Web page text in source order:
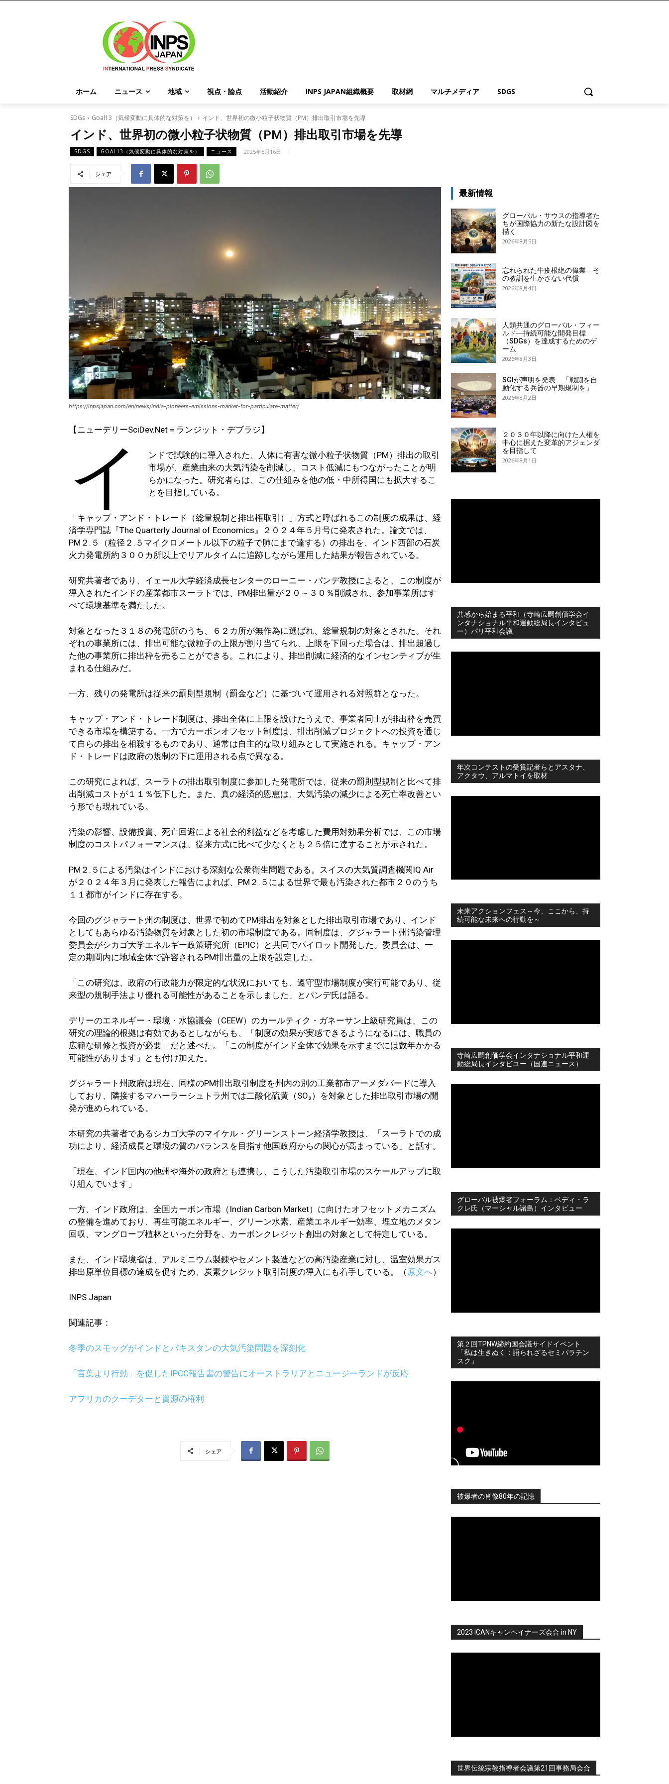
ホーム ニュース 地域 視点・論点 活動紹介 INPS JAPAN組織概要 取材網 マルチメディア SDGS
SDGs Goal13（気候変動に具体的な対策を） インド、世界初の微小粒子状物質（PM）排出取引市場を先導
インド、世界初の微小粒子状物質（PM）排出取引市場を先導
SDGS GOAL13（気候変動に具体的な対策を） ニュース 2025年5月16日
シェア
https://inpsjapan.com/en/news/india-pioneers-emissions-market-for-particulate-matter/
【ニューデリーSciDev.Net＝ランジット・デブラジ】
イ
ンドで試験的に導入された、人体に有害な微小粒子状物質（PM）排出の取引
市場が、産業由来の大気汚染を削減し、コスト低減にもつながったことが明
らかになった。研究者らは、この仕組みを他の低・中所得国にも拡大するこ
とを目指している。
「キャップ・アンド・トレード（総量規制と排出権取引）」方式と呼ばれるこの制度の成果は、経
済学専門誌『The Quarterly Journal of Economics』２０２４年５月号に発表された。論文では、
PM２.５（粒径２.５マイクロメートル以下の粒子で肺にまで達する）の排出を、インド西部の石炭
火力発電所約３００カ所以上でリアルタイムに追跡しながら運用した結果が報告されている。
研究共著者であり、イェール大学経済成長センターのローニー・パンデ教授によると、この制度が
導入されたインドの産業都市スーラトでは、PM排出量が２０～３０％削減され、参加事業所はす
べて環境基準を満たした。
対象となった３１８の発電所のうち、６２カ所が無作為に選ばれ、総量規制の対象とされた。それ
ぞれの事業所には、排出可能な微粒子の上限が割り当てられ、上限を下回った場合は、排出超過し
た他の事業所に排出枠を売ることができる。これにより、排出削減に経済的なインセンティブが生
まれる仕組みだ。
一方、残りの発電所は従来の罰則型規制（罰金など）に基づいて運用される対照群となった。
キャップ・アンド・トレード制度は、排出全体に上限を設けたうえで、事業者同士が排出枠を売買
できる市場を構築する。一方でカーボンオフセット制度は、排出削減プロジェクトへの投資を通じ
て自らの排出を相殺するものであり、通常は自主的な取り組みとして実施される。キャップ・アン
ド・トレードは政府の規制の下に運用される点で異なる。
この研究によれば、スーラトの排出取引制度に参加した発電所では、従来の罰則型規制と比べて排
出削減コストが１１％低下した。また、真の経済的恩恵は、大気汚染の減少による死亡率改善とい
う形でも現れている。
汚染の影響、設備投資、死亡回避による社会的利益などを考慮した費用対効果分析では、この市場
制度のコストパフォーマンスは、従来方式に比べて少なくとも２５倍に達することが示された。
PM２.５による汚染はインドにおける深刻な公衆衛生問題である。スイスの大気質調査機関IQ Air
が２０２４年３月に発表した報告によれば、PM２.５による世界で最も汚染された都市２０のうち
１１都市がインドに存在する。
今回のグジャラート州の制度は、世界で初めてPM排出を対象とした排出取引市場であり、インド
としてもあらゆる汚染物質を対象とした初の市場制度である。同制度は、グジャラート州汚染管理
委員会がシカゴ大学エネルギー政策研究所（EPIC）と共同でパイロット開発した。委員会は、一
定の期間内に地域全体で許容されるPM排出量の上限を設定した。
「この研究は、政府の行政能力が限定的な状況においても、遵守型市場制度が実行可能であり、従
来型の規制手法より優れる可能性があることを示しました」とパンデ氏は語る。
デリーのエネルギー・環境・水協議会（CEEW）のカールティク・ガネーサン上級研究員は、この
研究の理論的根拠は有効であるとしながらも、「制度の効果が実感できるようになるには、職員の
広範な研修と投資が必要」だと述べた。「この制度がインド全体で効果を示すまでには数年かかる
可能性があります」とも付け加えた。
グジャラート州政府は現在、同様のPM排出取引制度を州内の別の工業都市アーメダバードに導入
しており、隣接するマハーラーシュトラ州では二酸化硫黄（SO₂）を対象とした排出取引市場の開
発が進められている。
本研究の共著者であるシカゴ大学のマイケル・グリーンストーン経済学教授は、「スーラトでの成
功により、経済成長と環境の質のバランスを目指す他国政府からの関心が高まっている」と話す。
「現在、インド国内の他州や海外の政府とも連携し、こうした汚染取引市場のスケールアップに取
り組んでいます」
一方、インド政府は、全国カーボン市場（Indian Carbon Market）に向けたオフセットメカニズム
の整備を進めており、再生可能エネルギー、グリーン水素、産業エネルギー効率、埋立地のメタン
回収、マングローブ植林といった分野を、カーボンクレジット創出の対象として特定している。
また、インド環境省は、アルミニウム製錬やセメント製造などの高汚染産業に対し、温室効果ガス
排出原単位目標の達成を促すため、炭素クレジット取引制度の導入にも着手している。（ 原文へ）
INPS Japan
関連記事：
冬季のスモッグがインドとパキスタンの大気汚染問題を深刻化
「言葉より行動」を促したIPCC報告書の警告にオーストラリアとニュージーランドが反応
アフリカのクーデターと資源の権利
シェア
最新情報
グローバル・サウスの指導者た
ちが国際協力の新たな設計図を
描く
2026年8月5日
忘れられた牛疫根絶の偉業―そ
の教訓を生かさない代償
2026年8月4日
人類共通のグローバル・フィー
ルド―持続可能な開発目標
（SDGs）を達成するためのゲ
ーム
2026年8月3日
SGIが声明を発表 「戦闘を自
動化する兵器の早期規制を」
2026年8月2日
２０３０年以降に向けた人権を
中心に据えた変革的アジェンダ
を目指して
2026年8月1日
共感から始まる平和（寺崎広嗣創価学会イ
ンタナショナル平和運動総局長インタビュ
ー）パリ平和会議
年次コンテストの受賞記者らとアスタナ、
アクタウ、アルマトイを取材
未来アクションフェス～今、ここから、持
続可能な未来への行動を～
寺崎広嗣創価学会インタナショナル平和運
動総局長インタビユー（国連ニュース）
グローバル被爆者フォーラム：ベディ・ラ
クレ氏（マーシャル諸島）インタビュー
第２回TPNW締約国会議サイドイベント
「私は生きぬく：語られざるセミパラチン
スク」
被爆者の肖像80年の記憶
2023 ICANキャンペイナーズ会合 in NY
世界伝統宗教指導者会議第21回事務局会合